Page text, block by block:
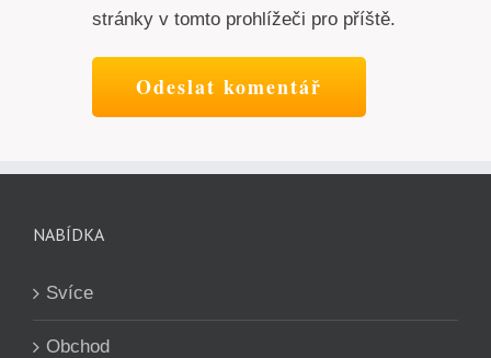
stránky v tomto prohlížeči pro příště.
NABÍDKA
Svíce
Obchod